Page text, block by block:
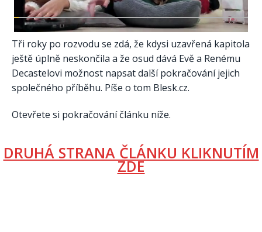
Tři roky po rozvodu se zdá, že kdysi uzavřená kapitola
ještě úplně neskončila a že osud dává Evě a Renému
Decastelovi možnost napsat další pokračování jejich
společného příběhu. Píše o tom Blesk.cz.
Otevřete si pokračování článku níže.
DRUHÁ STRANA ČLÁNKU KLIKNUTÍM
ZDE